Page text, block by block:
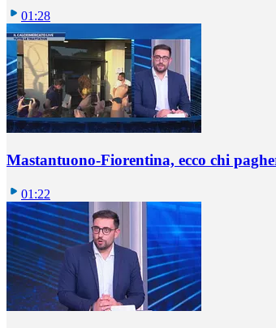
01:28
Mastantuono-Fiorentina, ecco chi
01:22